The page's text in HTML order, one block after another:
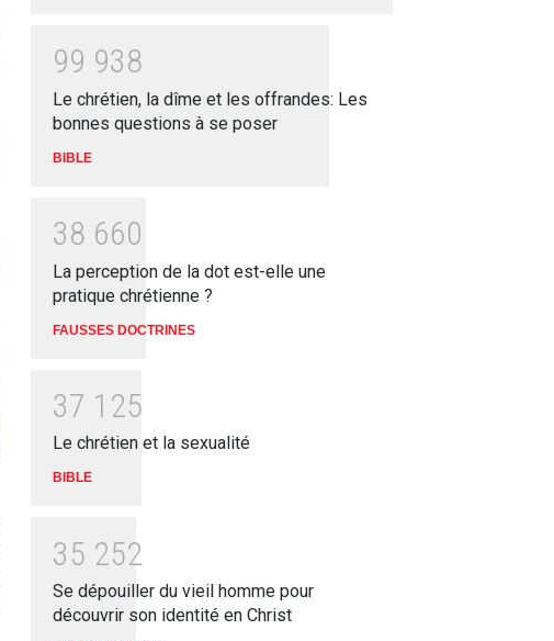
99 938
Le chrétien, la dîme et les offrandes: Les
bonnes questions à se poser
BIBLE
38 660
La perception de la dot est-elle une
pratique chrétienne ?
FAUSSES DOCTRINES
37 1 25
Le chrétien et la sexualité
BIBLE
35 252
Se dépouiller du vieil homme pour
découvrir son identité en Christ